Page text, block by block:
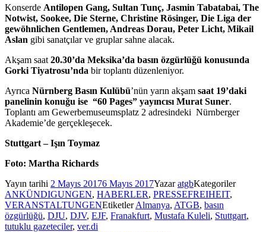
Konserde Antilopen Gang, Sultan Tunç, Jasmin Tabatabai, The
Notwist, Sookee, Die Sterne, Christine Rösinger, Die Liga der
gewöhnlichen Gentlemen, Andreas Dorau, Peter Licht, Mikail
Aslan gibi sanatçılar ve gruplar sahne alacak.
Akşam saat 20.30’da Meksika’da basın özgürlüğü konusunda
Gorki Tiyatrosu’nda bir toplantı düzenleniyor.
Ayrıca Nürnberg Basın Kulübü’nün yarın akşam saat 19’daki
panelinin konuğu ise “60 Pages” yayıncısı Murat Suner.
Toplantı am Gewerbemuseumsplatz 2 adresindeki Nürnberger
Akademie’de gerçekleşecek.
Stuttgart – Işın Toymaz
Foto: Martha Richards
Yayın tarihi 2 Mayıs 20176 Mayıs 2017YazaratgbKategoriler
ANKÜNDIGUNGEN, HABERLER, PRESSEFREIHEIT,
VERANSTALTUNGENEtiketlerAlmanya, ATGB, basın
özgürlüğü, DJU, DJV, EJF, Franakfurt, Mustafa Kuleli, Stuttgart,
tutuklu gazeteciler, ver.di